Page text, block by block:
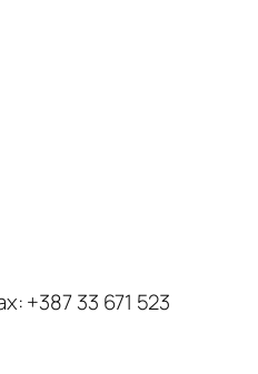
+387 33 671 523